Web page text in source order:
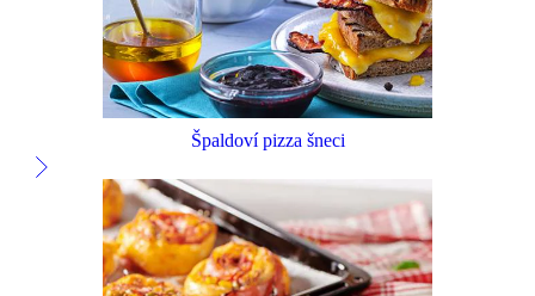
Špaldoví pizza šneci